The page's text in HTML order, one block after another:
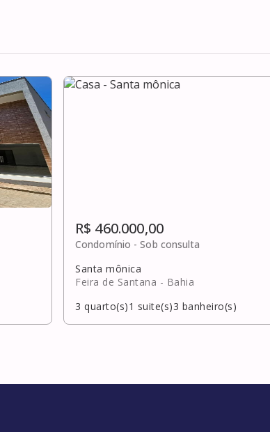
R$ 460.000,00
Condomínio -Sob consulta
Santa mônica
Feira de Santana - Bahia
3 quarto(s)1 suite(s)3 banheiro(s)